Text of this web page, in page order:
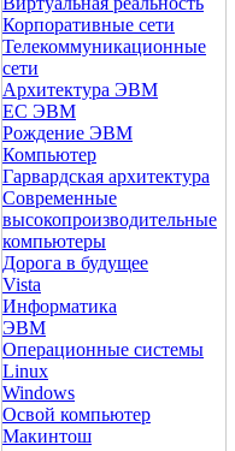
Корпоративные сети
Телекоммуникационные
сети
Архитектура ЭВМ
ЕС ЭВМ
Рождение ЭВМ
Компьютер
Гарвардская архитектура
Современные
высокопроизводительные
компьютеры
Дорога в будущее
Vista
Инфоpматика
ЭВМ
Операционные системы
Linux
Windows
Освой компьютер
Макинтош